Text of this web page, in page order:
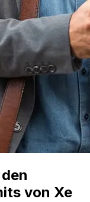
von Xe